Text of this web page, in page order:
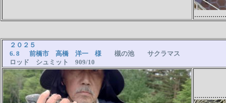
２０２５
6. 8 前橋市 高橋 洋一 様
槻の池 サクラマス
ロッド シュミット 909/10